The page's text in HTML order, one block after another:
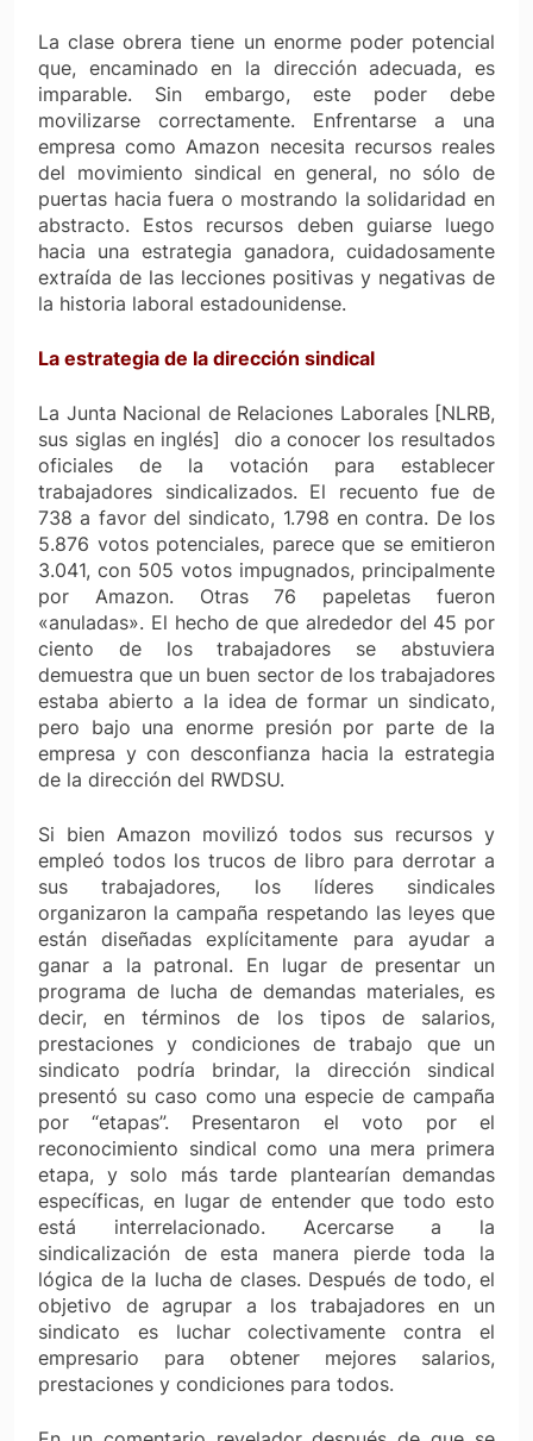
La clase obrera tiene un enorme poder potencial
que, encaminado en la dirección adecuada, es
imparable. Sin embargo, este poder debe
movilizarse correctamente. Enfrentarse a una
empresa como Amazon necesita recursos reales
del movimiento sindical en general, no sólo de
puertas hacia fuera o mostrando la solidaridad en
abstracto. Estos recursos deben guiarse luego
hacia una estrategia ganadora, cuidadosamente
extraída de las lecciones positivas y negativas de
la historia laboral estadounidense.
La estrategia de la dirección sindical
La Junta Nacional de Relaciones Laborales [NLRB,
sus siglas en inglés] dio a conocer los resultados
oficiales de la votación para establecer
trabajadores sindicalizados. El recuento fue de
738 a favor del sindicato, 1.798 en contra. De los
5.876 votos potenciales, parece que se emitieron
3.041, con 505 votos impugnados, principalmente
por Amazon. Otras 76 papeletas fueron
«anuladas». El hecho de que alrededor del 45 por
ciento de los trabajadores se abstuviera
demuestra que un buen sector de los trabajadores
estaba abierto a la idea de formar un sindicato,
pero bajo una enorme presión por parte de la
empresa y con desconfianza hacia la estrategia
de la dirección del RWDSU.
Si bien Amazon movilizó todos sus recursos y
empleó todos los trucos de libro para derrotar a
sus trabajadores, los líderes sindicales
organizaron la campaña respetando las leyes que
están diseñadas explícitamente para ayudar a
ganar a la patronal. En lugar de presentar un
programa de lucha de demandas materiales, es
decir, en términos de los tipos de salarios,
prestaciones y condiciones de trabajo que un
sindicato podría brindar, la dirección sindical
presentó su caso como una especie de campaña
por “etapas”. Presentaron el voto por el
reconocimiento sindical como una mera primera
etapa, y solo más tarde plantearían demandas
específicas, en lugar de entender que todo esto
está interrelacionado. Acercarse a la
sindicalización de esta manera pierde toda la
lógica de la lucha de clases. Después de todo, el
objetivo de agrupar a los trabajadores en un
sindicato es luchar colectivamente contra el
empresario para obtener mejores salarios,
prestaciones y condiciones para todos.